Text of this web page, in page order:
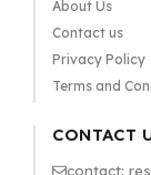
About Us
Contact us
Privacy Policy
Terms and
CONTACT
contact: